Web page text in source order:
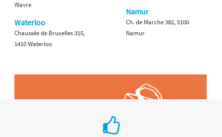
Wavre
Waterloo
Chaussée de Bruxelles 315,
1410 Waterloo
Namur
Ch. de Marche 382, 5100
Namur